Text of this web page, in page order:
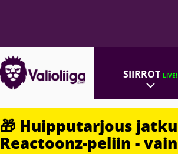
SIIRROTLIVE!
🎁 Huipputarjous
Reactoonz-peliin -